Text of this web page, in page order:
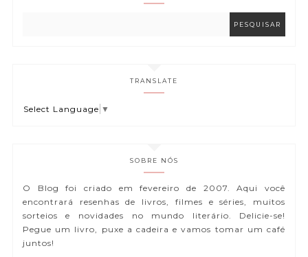
TRANSLATE
Select Language ▼
SOBRE NÓS
O Blog foi criado em fevereiro de 2007. Aqui você
encontrará resenhas de livros, filmes e séries, muitos
sorteios e novidades no mundo literário. Delicie-se!
Pegue um livro, puxe a cadeira e vamos tomar um café
juntos!